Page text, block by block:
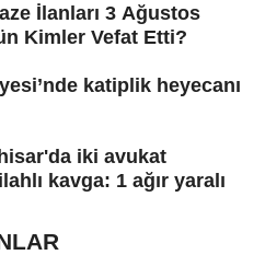
İlanları 3 Ağustos
Kimler Vefat Etti?
katiplik heyecanı
iki avukat
kavga: 1 ağır yaralı